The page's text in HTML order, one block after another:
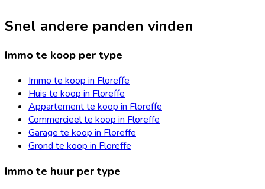
Snel andere panden vinden
Immo te koop per type
Immo te koop in Floreffe
Huis te koop in Floreffe
Appartement te koop in Floreffe
Commercieel te koop in Floreffe
Garage te koop in Floreffe
Grond te koop in Floreffe
Immo te huur per type